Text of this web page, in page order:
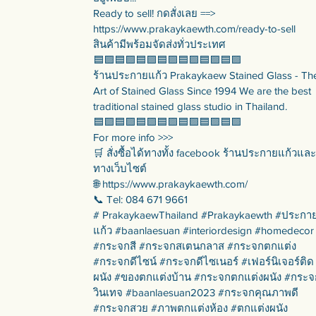
Ready to sell! กดสั่งเลย ==>
https://www.prakaykaewth.com/ready-to-sell
สินค้ามีพร้อมจัดส่งทั่วประเทศ
🟦🟪🟦🟪🟦🟪🟦🟪🟦🟪🟦🟪🟦🟪
ร้านประกายแก้ว Prakaykaew Stained Glass -
Art of Stained Glass Since 1994 We are the best
traditional stained glass studio in Thailand.
🟦🟪🟦🟪🟦🟪🟦🟪🟦🟪🟦🟪🟦🟪
For more info >>>
🛒 สั่งซื้อได้ทางทั้ง facebook ร้านประกายแก้วและ
ทางเว็บไซต์
🌐 https://www.prakaykaewth.com/
📞 Tel: 084 671 9661
# PrakaykaewThailand #Prakaykaewth #ประกา
แก้ว #baanlaesuan #interiordesign #homedecor
#กระจกสี #กระจกสเตนกลาส #กระจกตกแต่ง
#กระจกดีไซน์ #กระจกดีไซเนอร์ #เฟอร์นิเจอร์ติด
ผนัง #ของตกแต่งบ้าน #กระจกตกแต่งผนัง #กระจ
วินเทจ #baanlaesuan2023 #กระจกคุณภาพดี
#กระจกสวย #ภาพตกแต่งห้อง #ตกแต่งผนัง